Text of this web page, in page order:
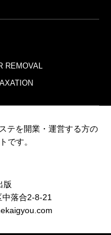
REMOVAL
テを開業・運営する方の
です。
版
落合2-8-21